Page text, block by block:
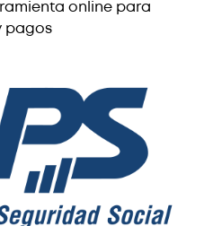
online para
pagos